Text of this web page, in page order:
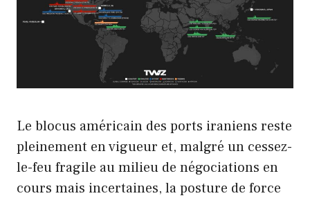
Le blocus américain des ports iraniens reste
pleinement en vigueur et, malgré un cessez-
le-feu fragile au milieu de négociations en
cours mais incertaines, la posture de force